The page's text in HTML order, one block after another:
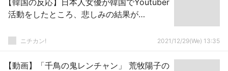
【韓国の反応】日本人女優が韓国でYoutuber
活動をしたところ、悲しみの結果が…
ニチカン! 2021/12/29(We) 13:35
【動画】「千鳥の鬼レンチャン」 荒牧陽子の